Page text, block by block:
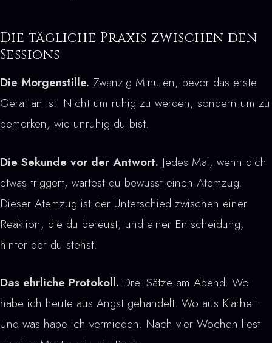
Die tägliche Praxis zwischen den
Sessions
Die Morgenstille. Zwanzig Minuten, bevor das erste
Gerät an ist. Nicht um ruhig zu werden, sondern um zu
bemerken, wie unruhig du bist.
Die Sekunde vor der Antwort. Jedes Mal, wenn dich
etwas triggert, wartest du bewusst einen Atemzug.
Dieser Atemzug ist der Unterschied zwischen einer
Reaktion, die du bereust, und einer Entscheidung,
hinter der du stehst.
Das ehrliche Protokoll. Drei Sätze am Abend: Wo
habe ich heute aus Angst gehandelt. Wo aus Klarheit.
Und was habe ich vermieden. Nach vier Wochen liest